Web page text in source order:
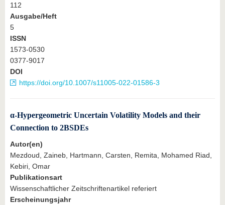
112
Ausgabe/Heft
5
ISSN
1573-0530
0377-9017
DOI
https://doi.org/10.1007/s11005-022-01586-3
α-Hypergeometric Uncertain Volatility Models and their
Connection to 2BSDEs
Autor(en)
Mezdoud, Zaineb, Hartmann, Carsten, Remita, Mohamed Riad,
Kebiri, Omar
Publikationsart
Wissenschaftlicher Zeitschriftenartikel referiert
Erscheinungsjahr